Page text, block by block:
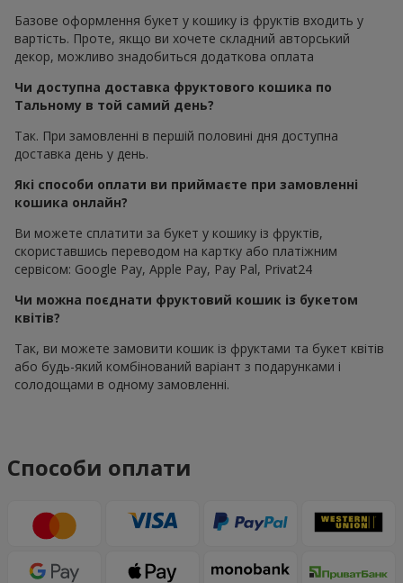
Базове оформлення букет у кошику із фруктів входить у
вартість. Проте, якщо ви хочете складний авторський
декор, можливо знадобиться додаткова оплата
Чи доступна доставка фруктового кошика по
Тальному в той самий день?
Так. При замовленні в першій половині дня доступна
доставка день у день.
Які способи оплати ви приймаєте при замовленні
кошика онлайн?
Ви можете сплатити за букет у кошику із фруктів,
скориставшись переводом на картку або платіжним
сервісом: Google Pay, Apple Pay, Pay Pal, Privat24
Чи можна поєднати фруктовий кошик із букетом
квітів?
Так, ви можете замовити кошик із фруктами та букет квітів
або будь-який комбінований варіант з подарунками і
солодощами в одному замовленні.
Способи оплати